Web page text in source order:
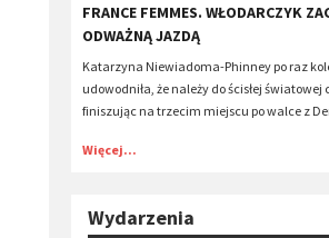
FRANCE FEMMES. WŁODARCZYK
ODWAŻNĄ JAZDĄ
Katarzyna Niewiadoma-Phinney po raz
udowodniła, że należy do ścisłej światowej
finiszując na trzecim miejscu po walce z
Więcej...
Wydarzenia